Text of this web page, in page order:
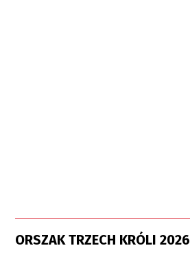
ORSZAK TRZECH KRÓLI 2026